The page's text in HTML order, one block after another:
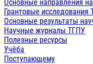
Основные направления
Грантовые исследования
Основные результаты
Научные журналы ТГПУ
Полезные ресурсы
Учёба
Поступающему